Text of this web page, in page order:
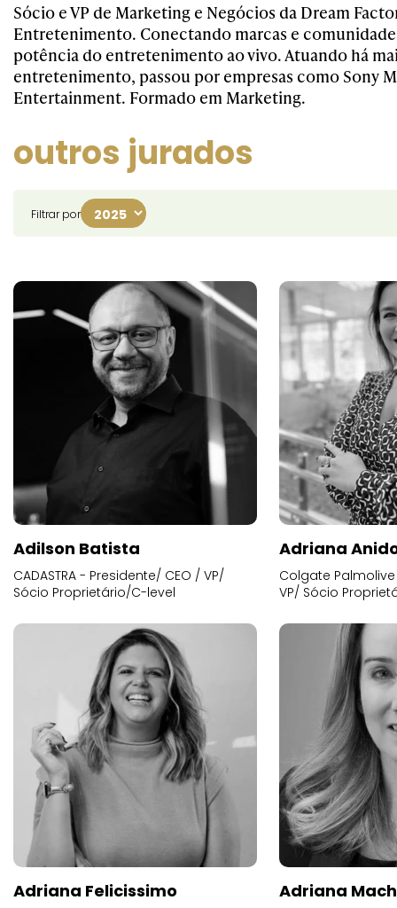
Sócio e VP de Marketing e Negócios da Dream
Entretenimento. Conectando marcas e
potência do entretenimento ao vivo. Atuando há
entretenimento, passou por empresas como Sony
Entertainment. Formado em Marketing.
outros jurados
Filtrar por
Adilson Batista
CADASTRA - Presidente/ CEO / VP/
Sócio Proprietário/C-level
Adriana
Colgate
VP/ Sócio
Adriana Felicissimo Adriana